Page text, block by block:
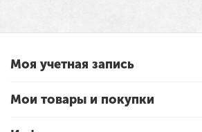
Моя учетная запись
Мои товары и покупки